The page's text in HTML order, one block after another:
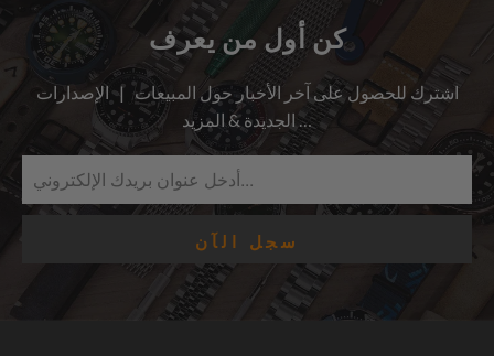
كن أول من يعرف
اشترك للحصول على آخر الأخبار حول المبيعات | الإصدارات
الجديدة & المزيد …